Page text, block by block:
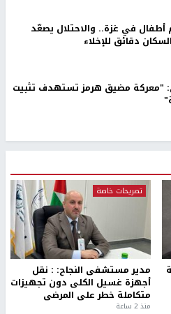
في غزة.. والاحتلال يصعّد
دقائق للإخلاء
"معركة مضيق هرمز تستهدف تثبيت
تصريحات خاصة
مدير مستشفى النجاح: : نقل
أجهزة غسيل الكلى دون تجهيزات
متكاملة خطر على المرضى
منذ 2 ساعة